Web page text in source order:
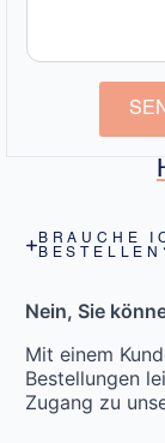
BRAUCHE
Nein, Sie
Mit einem
Bestellungen
Zugang zu